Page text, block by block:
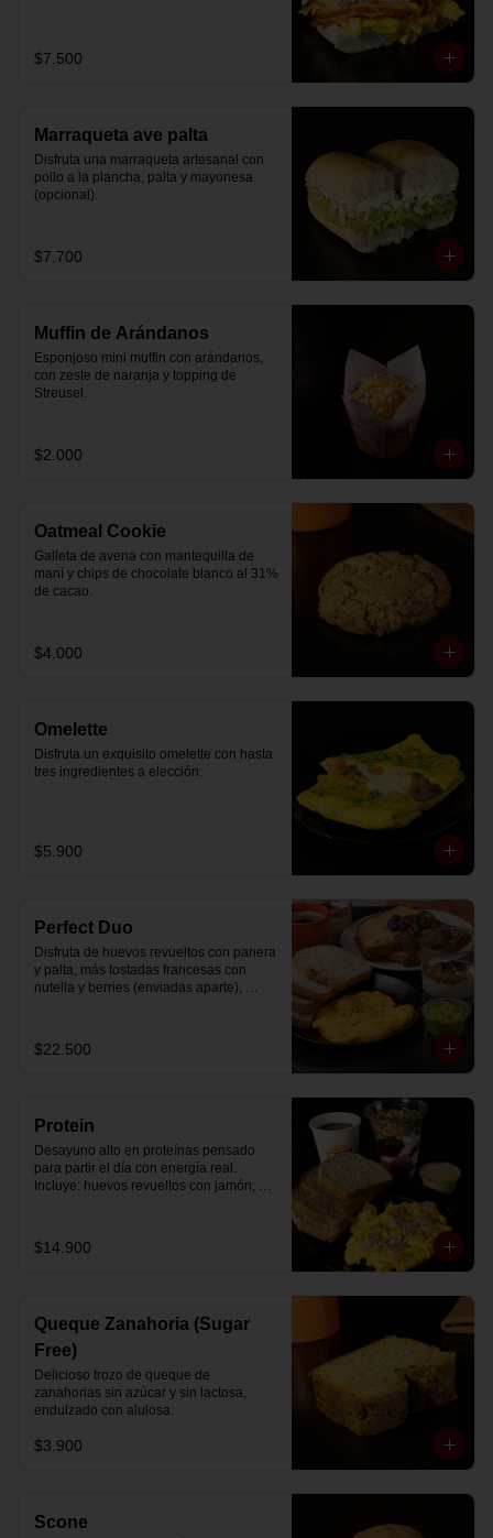
$7.500
Marraqueta ave palta
Disfruta una marraqueta artesanal con
pollo a la plancha, palta y mayonesa
(opcional).
$7.700
Muffin de Arándanos
Esponjoso mini muffin con arándanos,
con zeste de naranja y topping de
Streusel.
$2.000
Oatmeal Cookie
Galleta de avena con mantequilla de
maní y chips de chocolate blanco al 31%
de cacao.
$4.000
Omelette
Disfruta un exquisito omelette con hasta
tres ingredientes a elección.
$5.900
Perfect Duo
Disfruta de huevos revueltos con panera
y palta, más tostadas francesas con
nutella y berries (enviadas aparte),
mermelada de arándanos y granola
hecha en casa.
$22.500
Protein
Desayuno alto en proteínas pensado
para partir el día con energía real.
Incluye: huevos revueltos con jamón,
mermelada de arándanos y granola
receta exclusiva The Breakfast, porción
$14.900
Queque Zanahoria (Sugar
Free)
Delicioso trozo de queque de
zanahorias sin azúcar y sin lactosa,
endulzado con alulosa.
$3.900
Scone